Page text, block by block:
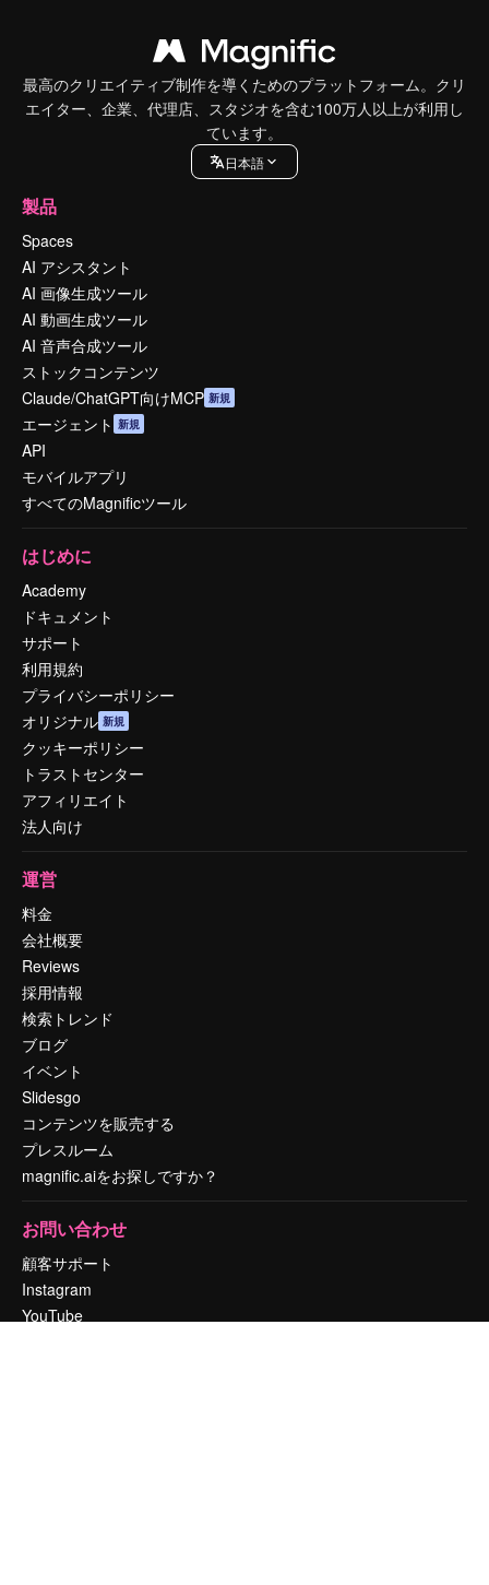
最高のクリエイティブ制作を導くためのプラットフォーム。クリ
エイター、企業、代理店、スタジオを含む100万人以上が利用し
ています。
日本語
製品
Spaces
AI アシスタント
AI 画像生成ツール
AI 動画生成ツール
AI 音声合成ツール
ストックコンテンツ
Claude/ChatGPT向けMCP 新規
エージェント 新規
API
モバイルアプリ
すべてのMagnificツール
はじめに
Academy
ドキュメント
サポート
利用規約
プライバシーポリシー
オリジナル 新規
クッキーポリシー
トラストセンター
アフィリエイト
法人向け
運営
料金
会社概要
Reviews
採用情報
検索トレンド
ブログ
イベント
Slidesgo
コンテンツを販売する
プレスルーム
magnific.aiをお探しですか？
お問い合わせ
顧客サポート
Instagram
YouTube